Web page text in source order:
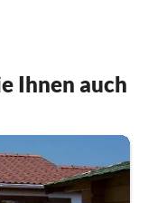
Ihnen auch